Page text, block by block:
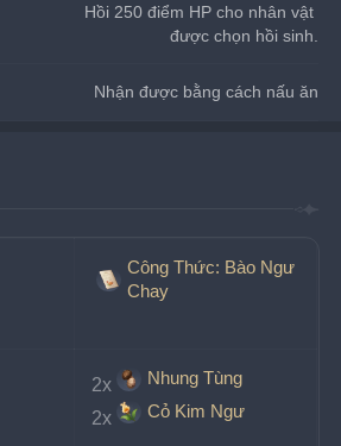
Hồi 250 điểm HP cho nhân vật
được chọn hồi sinh.
Nhận được bằng cách nấu ăn
Công Thức: Bào Ngư
Chay
2x
Nhung Tùng
2x
Cỏ Kim Ngư